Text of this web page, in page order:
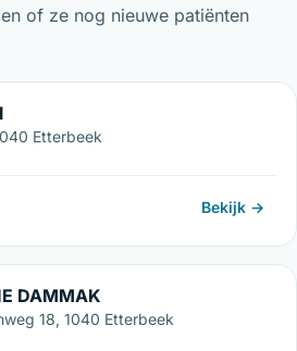
of ze nog nieuwe patiënten
Etterbeek
Bekijk →
DAMMAK
18, 1040 Etterbeek